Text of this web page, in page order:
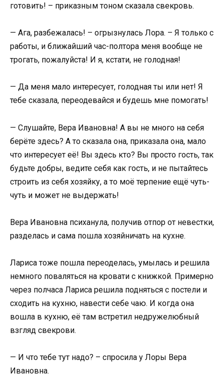
готовить! – приказным тоном сказала свекровь.
— Ага, разбежалась! – огрызнулась Лора. – Я только с
работы, и ближайший час-полтора меня вообще не
трогать, пожалуйста! И я, кстати, не голодная!
— Да меня мало интересует, голодная ты или нет! Я
тебе сказала, переодевайся и будешь мне помогать!
— Слушайте, Вера Ивановна! А вы не много на себя
берёте здесь? А то сказала она, приказала она, мало
что интересует её! Вы здесь кто? Вы просто гость, так
будьте добры, ведите себя как гость, и не пытайтесь
строить из себя хозяйку, а то моё терпение ещё чуть-
чуть и может не выдержать!
Вера Ивановна психанула, получив отпор от невестки,
разделась и сама пошла хозяйничать на кухне.
Лариса тоже пошла переоделась, умылась и решила
немного поваляться на кровати с книжкой. Примерно
через полчаса Лариса решила подняться с постели и
сходить на кухню, навести себе чаю. И когда она
вошла в кухню, её там встретил недружелюбный
взгляд свекрови.
— И что тебе тут надо? – спросила у Лоры Вера
Ивановна.